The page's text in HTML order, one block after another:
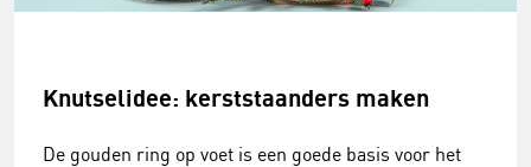
Knutselidee: kerststaanders maken
De gouden ring op voet is een goede basis voor het